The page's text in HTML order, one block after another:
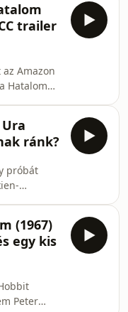
Hogy
tudjuk. De
The
trailer
Amazon
Hatalom
hazatérő
balrogok.
és
új
Hobbit
ránk?
próbát
a
of the
(1967)
egy kis
Peter